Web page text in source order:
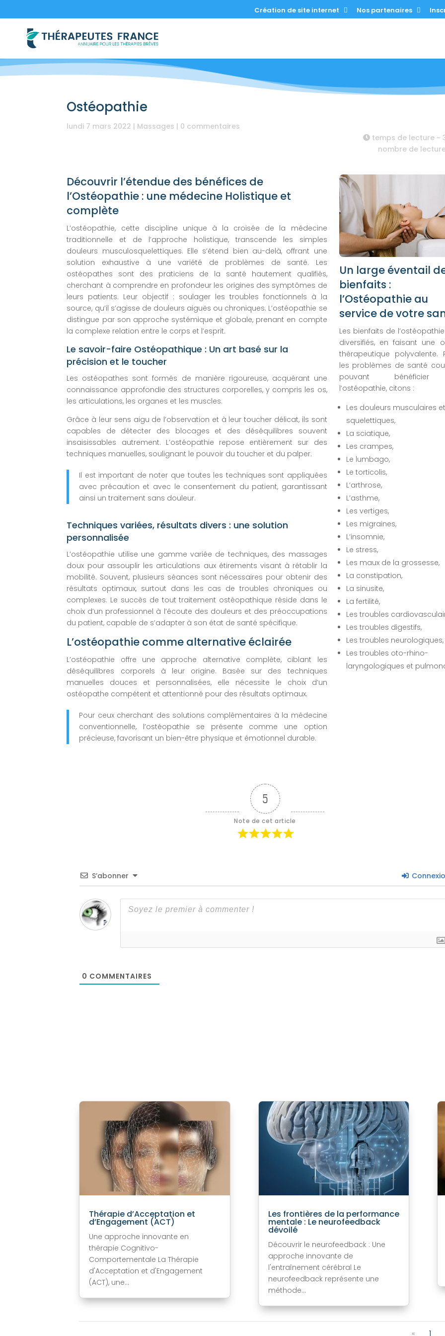
Création de site internet Nos partenaires
Ostéopathie
lundi 7 mars 2022 | Massages | 0 commentaires
temps de lecture ~
nombre de
Découvrir l’étendue des bénéfices de
l’Ostéopathie : une médecine Holistique et
complète
L’ostéopathie, cette discipline unique à la croisée de la médecine
traditionnelle et de l’approche holistique, transcende les simples
douleurs musculosquelettiques. Elle s’étend bien au-delà, offrant une
solution exhaustive à une variété de problèmes de santé. Les
ostéopathes sont des praticiens de la santé hautement qualifiés,
cherchant à comprendre en profondeur les origines des symptômes de
leurs patients. Leur objectif : soulager les troubles fonctionnels à la
source, qu’il s’agisse de douleurs aiguës ou chroniques. L’ostéopathie se
distingue par son approche systémique et globale, prenant en compte
la complexe relation entre le corps et l’esprit.
Le savoir-faire Ostéopathique : Un art basé sur la
précision et le toucher
Les ostéopathes sont formés de manière rigoureuse, acquérant une
connaissance approfondie des structures corporelles, y compris les os,
les articulations, les organes et les muscles.
Grâce à leur sens aigu de l’observation et à leur toucher délicat, ils sont
capables de détecter des blocages et des déséquilibres souvent
insaisissables autrement. L’ostéopathie repose entièrement sur des
techniques manuelles, soulignant le pouvoir du toucher et du palper.
Il est important de noter que toutes les techniques sont appliquées
avec précaution et avec le consentement du patient, garantissant
ainsi un traitement sans douleur.
Techniques variées, résultats divers : une solution
personnalisée
L’ostéopathie utilise une gamme variée de techniques, des massages
doux pour assouplir les articulations aux étirements visant à rétablir la
mobilité. Souvent, plusieurs séances sont nécessaires pour obtenir des
résultats optimaux, surtout dans les cas de troubles chroniques ou
complexes. Le succès de tout traitement ostéopathique réside dans le
choix d’un professionnel à l’écoute des douleurs et des préoccupations
du patient, capable de s’adapter à son état de santé spécifique.
L’ostéopathie comme alternative éclairée
L’ostéopathie offre une approche alternative complète, ciblant les
déséquilibres corporels à leur origine. Basée sur des techniques
manuelles douces et personnalisées, elle nécessite le choix d’un
ostéopathe compétent et attentionné pour des résultats optimaux.
Pour ceux cherchant des solutions complémentaires à la médecine
conventionnelle, l’ostéopathie se présente comme une option
précieuse, favorisant un bien-être physique et émotionnel durable.
Un large éventail
bienfaits :
l’Ostéopathie au
service de votre
Les bienfaits de
diversifiés, en faisant une
thérapeutique polyvalente.
les problèmes de santé
pouvant
l’ostéopathie, citons :
Les douleurs musculaires et
squelettiques,
La sciatique,
Les crampes,
Le lumbago,
Le torticolis,
L’arthrose,
L’asthme,
Les vertiges,
Les migraines,
L’insomnie,
Le stress,
Les maux de la grossesse,
La constipation,
La sinusite,
La fertilité,
Les troubles
Les troubles digestifs,
Les troubles neurologiques,
Les troubles oto-rhino-
laryngologiques et
5
Note de cet article
S’abonner
0 COMMENTAIRES
Thérapie d’Acceptation et
d’Engagement (ACT)
Une approche innovante en
thérapie Cognitivo-
Comportementale La Thérapie
d'Acceptation et d'Engagement
(ACT), une...
Les frontières de la performance
mentale : Le neurofeedback
dévoilé
Découvrir le neurofeedback : Une
approche innovante de
l'entraînement cérébral Le
neurofeedback représente une
méthode...
« 1